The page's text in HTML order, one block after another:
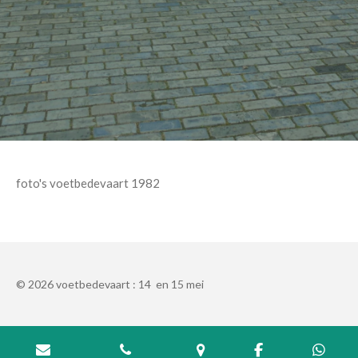
foto's voetbedevaart 1982
© 2026 voetbedevaart : 14 en 15 mei